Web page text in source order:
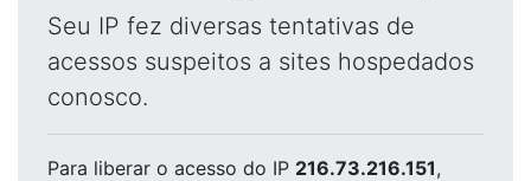
Seu IP fez diversas tentativas de
acessos suspeitos a sites hospedados
conosco.
Para liberar o acesso do IP 216.73.216.151,